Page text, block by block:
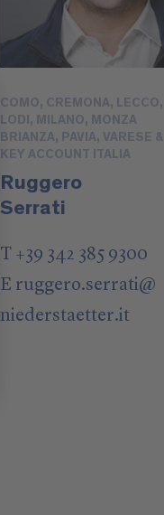
COMO, CREMONA, LECCO,
LODI, MILANO, MONZA
BRIANZA, PAVIA, VARESE &
KEY ACCOUNT ITALIA
Ruggero
Serrati
T +39 342 385 9300
E ruggero.serrati@
niederstaetter.it